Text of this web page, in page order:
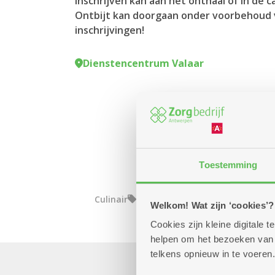
Toestemming
Welkom! Wat zijn ‘cookies’?
Cookies zijn kleine digitale
helpen om het bezoeken
telkens opnieuw in te
Ontbijt kan doorgaan onder voorbehoud
inschrijvingen!
Dienstencentrum Valaar
Culinair